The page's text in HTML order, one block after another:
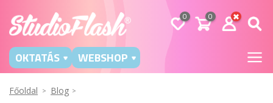
0 0
OKTATÁS WEBSHOP
Főoldal Blog